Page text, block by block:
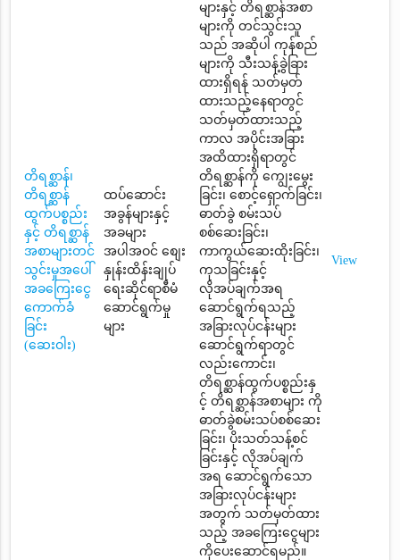
တိရစ္ဆာန်၊
တိရစ္ဆာန်
ထွက်ပစ္စည်း
နှင့် တိရစ္ဆာန်
အစာများတင်
သွင်းမှုအပေါ်
အခကြေးငွေ
ကောက်ခံ
ခြင်း
(ဆေးဝါး)
ထပ်ဆောင်း
အခွန်များနှင့်
အခများ
အပါအဝင် စျေး
နှုန်းထိန်းချုပ်
ရေးဆိုင်ရာစီမံ
ဆောင်ရွက်မှု
များ
များနှင့် တိရစ္ဆာန်အစာ
များကို တင်သွင်းသူ
သည် အဆိုပါ ကုန်စည်
များကို သီးသန့်ခွဲခြား
ထားရှိရန် သတ်မှတ်
ထားသည့်နေရာတွင်
သတ်မှတ်ထားသည့်
ကာလ အပိုင်းအခြား
အထိထားရှိရာတွင်
တိရစ္ဆာန်ကို ကျွေးမွေး
ခြင်း၊ စောင့်ရှောက်ခြင်း၊
ဓာတ်ခွဲ စမ်းသပ်
စစ်ဆေးခြင်း၊
ကာကွယ်ဆေးထိုးခြင်း၊
ကုသခြင်းနှင့်
လိုအပ်ချက်အရ
ဆောင်ရွက်ရသည့်
အခြားလုပ်ငန်းများ
ဆောင်ရွက်ရာတွင်
လည်းကောင်း၊
တိရစ္ဆာန်ထွက်ပစ္စည်းနှ
င့် တိရစ္ဆာန်အစာများ ကို
ဓာတ်ခွဲစမ်းသပ်စစ်ဆေး
ခြင်း၊ ပိုးသတ်သန့်စင်
ခြင်းနှင့် လိုအပ်ချက်
အရ ဆောင်ရွက်သော
အခြားလုပ်ငန်းများ
အတွက် သတ်မှတ်ထား
သည့် အခကြေးငွေများ
ကိုပေးဆောင်ရမည်။
View